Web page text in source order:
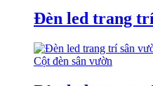
Đèn led trang
Cột đèn sân vườn